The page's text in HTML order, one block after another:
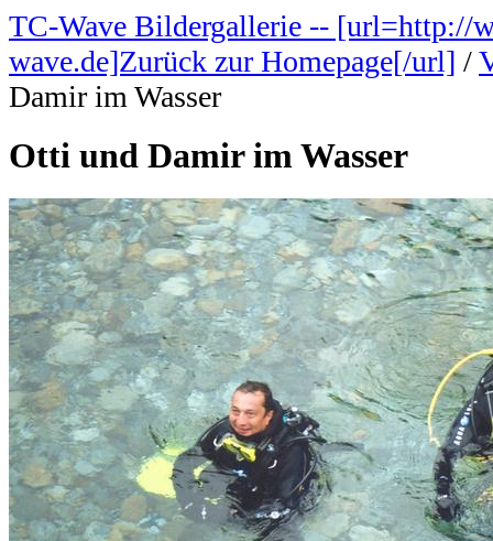
TC-Wave Bildergallerie -- [url=http://
wave.de]Zurück zur Homepage[/url] /
Damir im Wasser
Otti und Damir im Wasser